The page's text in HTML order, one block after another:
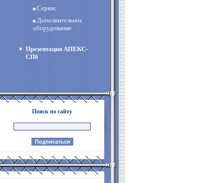
Сервис
Дополнительное
оборудование
Презентация АПЕКС-
СПб
Поиск по сайту